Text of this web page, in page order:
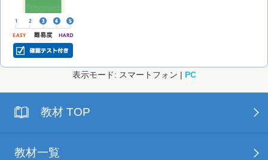
表示モード: スマートフォン | PC
教材 TOP
教材一覧